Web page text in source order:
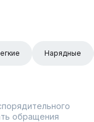
Нарядные
обращения